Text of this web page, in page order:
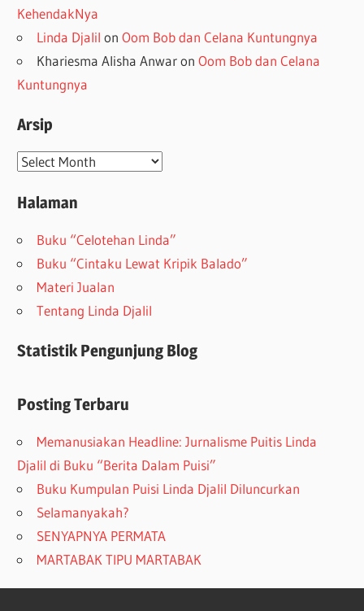
KehendakNya
Linda Djalil onOom Bob dan Celana Kuntungnya
Khariesma Alisha AnwaronOom Bob dan Celana
Kuntungnya
Arsip
Arsip
Halaman
Buku “Celotehan Linda”
Buku “Cintaku Lewat Kripik Balado”
Materi Jualan
Tentang Linda Djalil
Statistik Pengunjung Blog
Posting Terbaru
Memanusiakan Headline: Jurnalisme Puitis Linda
Djalil di Buku “Berita Dalam Puisi”
Buku Kumpulan Puisi Linda Djalil Diluncurkan
Selamanyakah?
SENYAPNYA PERMATA
MARTABAK TIPU MARTABAK